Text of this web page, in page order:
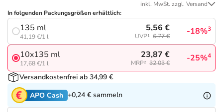
Tierapotheke
Vitamine & Mineralstoffe
Marken
Salus Deals
inkl. MwSt. zzgl. Versand
In folgenden Packungsgrößen erhältlich:
135 ml
41,19 €/1 l
5,56 €
UVP¹ 6,77 € -18%3
10x135 ml
17,68 €/1 l
23,87 €
MRP² 32,03 € -25%4
Versandkostenfrei ab 34,99 €
APO Cash +0,24 € sammeln